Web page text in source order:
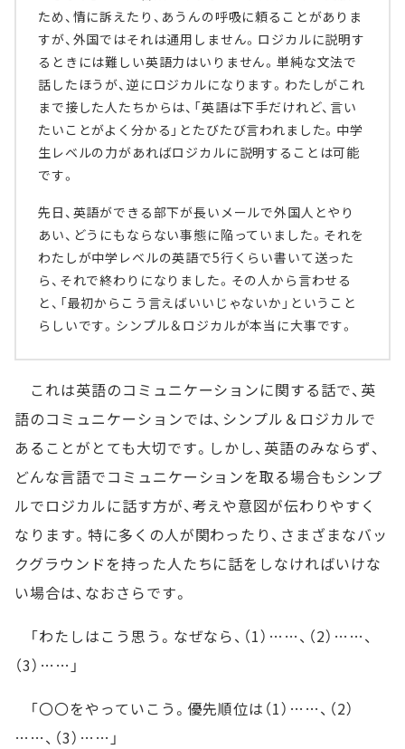
ため、情に訴えたり、あうんの呼吸に頼ることがありま
すが、外国ではそれは通用しません。ロジカルに説明す
るときには難しい英語力はいりません。単純な文法で
話したほうが、逆にロジカルになります。わたしがこれ
まで接した人たちからは、「英語は下手だけれど、言い
たいことがよく分かる」とたびたび言われました。中学
生レベルの力があればロジカルに説明することは可能
です。
先日、英語ができる部下が長いメールで外国人とやり
あい、どうにもならない事態に陥っていました。それを
わたしが中学レベルの英語で5行くらい書いて送った
ら、それで終わりになりました。その人から言わせる
と、「最初からこう言えばいいじゃないか」ということ
らしいです。シンプル＆ロジカルが本当に大事です。
これは英語のコミュニケーションに関する話で、英
語のコミュニケーションでは、シンプル＆ロジカルで
あることがとても大切です。しかし、英語のみならず、
どんな言語でコミュニケーションを取る場合もシンプ
ルでロジカルに話す方が、考えや意図が伝わりやすく
なります。特に多くの人が関わったり、さまざまなバッ
クグラウンドを持った人たちに話をしなければいけな
い場合は、なおさらです。
「わたしはこう思う。なぜなら、（1）……、（2）……、
（3）……」
「〇〇をやっていこう。優先順位は（1）……、（2）
……、（3）……」